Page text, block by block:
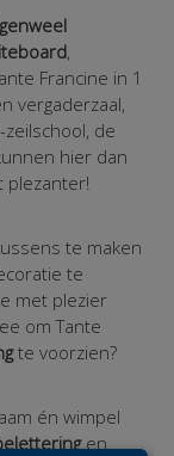
,
Francine in 1
vergaderzaal,
de
hier dan
plezanter!
te maken
te
met plezier
om Tante
te voorzien?
én wimpel
en